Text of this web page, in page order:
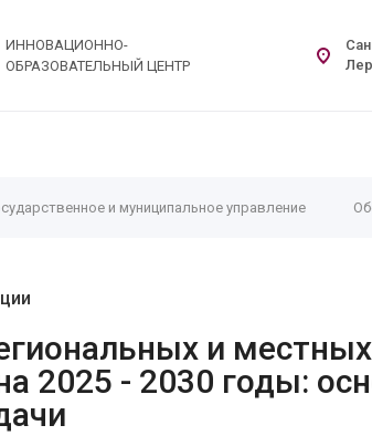
ИННОВАЦИОННО-
ОБРАЗОВАТЕЛЬНЫЙ ЦЕНТР
и муниципальное управление
и
2025 - 2030 годы: